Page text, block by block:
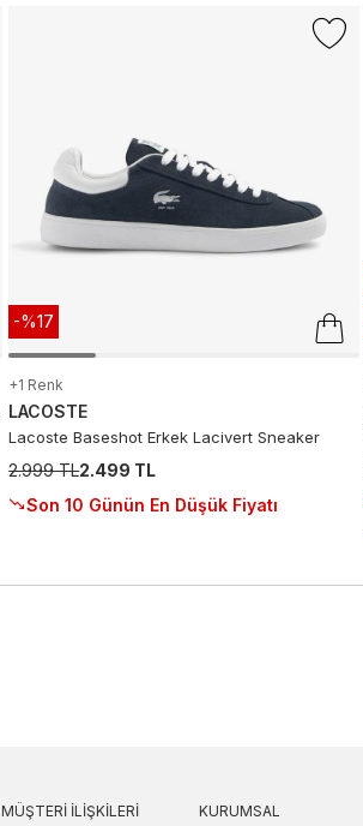
-%17
+1 Renk
LACOSTE
Lacoste Baseshot Erkek Lacivert Sneaker
2.999 TL2.499 TL
Son 10 Günün En Düşük Fiyatı
MÜŞTERI İLIŞKILERI KURUMSAL